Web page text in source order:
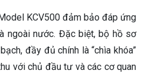
KCV500 đảm bảo đáp ứng
ngoài nước. Đặc biệt, bộ hồ sơ
đầy đủ chính là “chìa khóa”
với chủ đầu tư và các cơ quan